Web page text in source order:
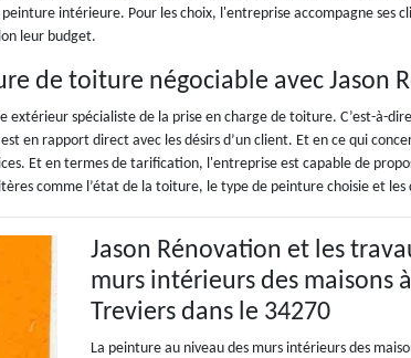
intérieure. Pour les choix, l'entreprise accompagne ses
leur budget.
de toiture négociable avec Jason
extérieur spécialiste de la prise en charge de toiture. C’est-à-
en rapport direct avec les désirs d’un client. Et en ce qui
Et en termes de tarification, l'entreprise est capable de
comme l’état de la toiture, le type de peinture choisie et les
Jason Rénovation et les
murs intérieurs des maisons
Treviers dans le 34270
La peinture au niveau des murs intérieurs des